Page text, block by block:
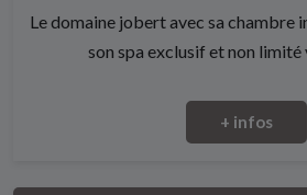
Le domaine jobert avec sa chambre
son spa exclusif et non limité
+ infos